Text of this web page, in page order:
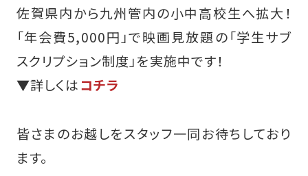
佐賀県内から九州管内の小中高校生へ拡大！
「年会費5,000円」で映画見放題の「学生サブ
スクリプション制度」を実施中です！
▼詳しくはコチラ
皆さまのお越しをスタッフ一同お待ちしており
ます。